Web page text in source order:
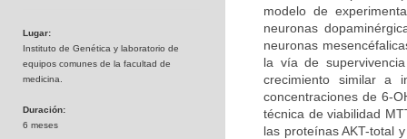
Lugar:
Instituto de Genética y laboratorio de
equipos comunes de la facultad de
medicina.
Duración:
6 meses
modelo de
neuronas
neuronas
la vía de
crecimiento similar a
concentraciones de 6-
técnica de viabilidad
las proteínas AKT-total